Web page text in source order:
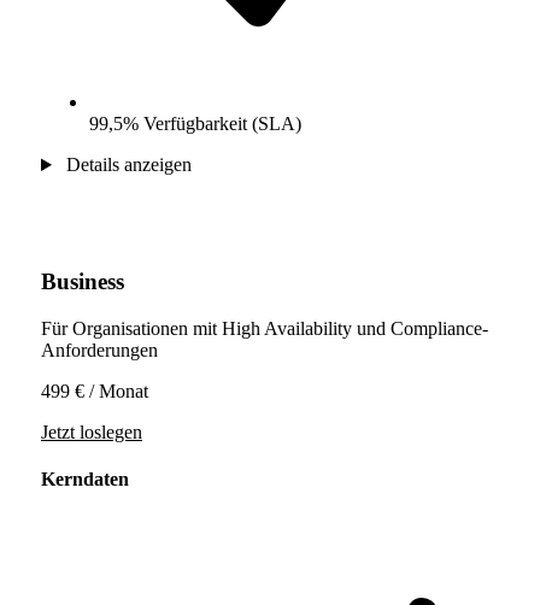
99,5% Verfügbarkeit (SLA)
Details anzeigen
Business
Für Organisationen mit High Availability und Compliance-
Anforderungen
499 € / Monat
Jetzt loslegen
Kerndaten